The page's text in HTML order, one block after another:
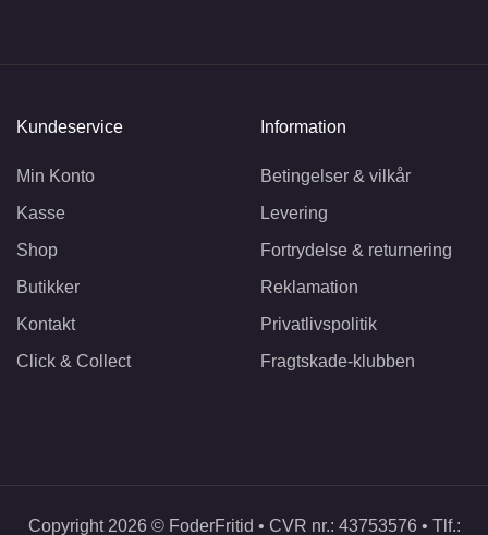
Kundeservice
Min Konto
Kasse
Shop
Butikker
Kontakt
Click & Collect
Information
Betingelser & vilkår
Levering
Fortrydelse & returnering
Reklamation
Privatlivspolitik
Fragtskade-klubben
Copyright 2026 © FoderFritid • CVR nr.: 43753576 • Tlf.: